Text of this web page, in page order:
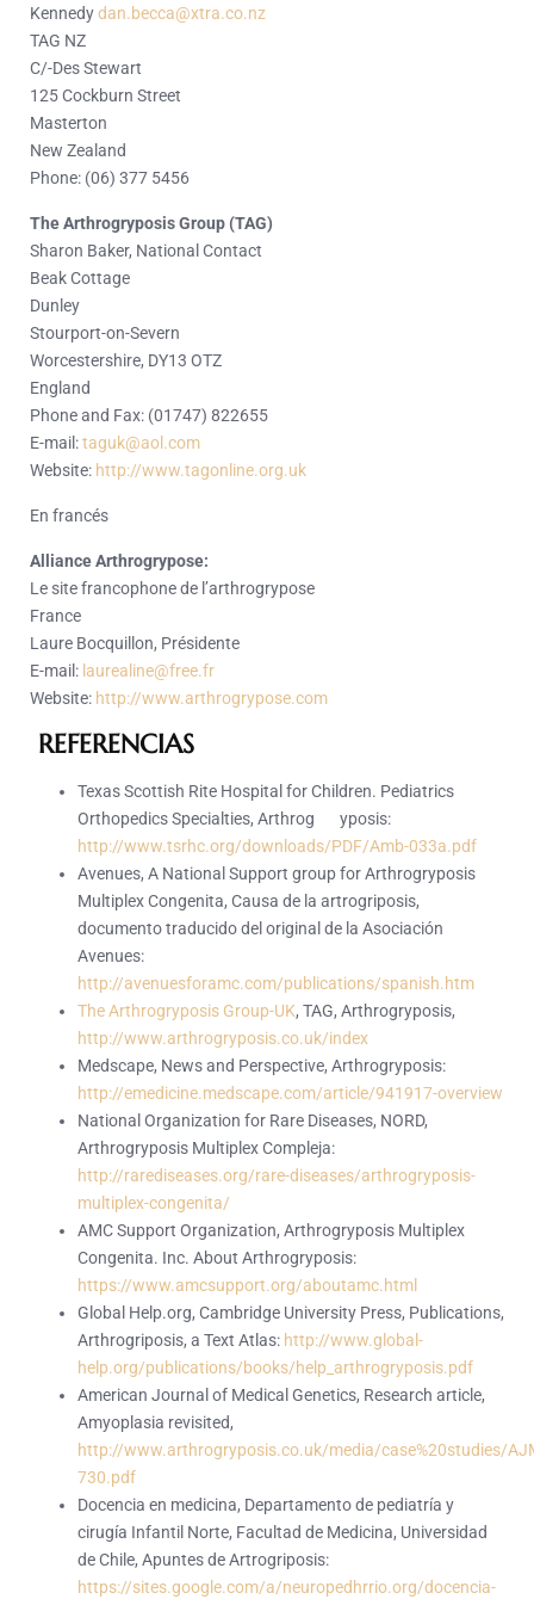
Kennedydan.becca@xtra.co.nz
TAG NZ
C/-Des Stewart
125 Cockburn Street
Masterton
New Zealand
Phone: (06) 377 5456
The Arthrogryposis Group (TAG)
Sharon Baker, National Contact
Beak Cottage
Dunley
Stourport-on-Severn
Worcestershire, DY13 OTZ
England
Phone and Fax: (01747) 822655
E-mail:taguk@aol.com
Website: http://www.tagonline.org.uk
En francés
Alliance Arthrogrypose:
Le site francophone de l’arthrogrypose
France
Laure Bocquillon, Présidente
E-mail: laurealine@free.fr
Website: http://www.arthrogrypose.com
REFERENCIAS
Texas Scottish Rite Hospital for Children. Pediatrics
Orthopedics Specialties, Arthrog yposis:
http://www.tsrhc.org/downloads/PDF/Amb-033a.pdf
Avenues, A National Support group for Arthrogryposis
Multiplex Congenita, Causa de la artrogriposis,
documento traducido del original de la Asociación
Avenues:
http://avenuesforamc.com/publications/spanish.htm
The Arthrogryposis Group-UK, TAG, Arthrogryposis,
http://www.arthrogryposis.co.uk/index
Medscape, News and Perspective, Arthrogryposis:
http://emedicine.medscape.com/article/941917-overview
National Organization for Rare Diseases, NORD,
Arthrogryposis Multiplex Compleja:
http://rarediseases.org/rare-diseases/arthrogryposis-
multiplex-congenita/
AMC Support Organization, Arthrogryposis Multiplex
Congenita. Inc. About Arthrogryposis:
https://www.amcsupport.org/aboutamc.html
Global Help.org, Cambridge University Press, Publications,
Arthrogriposis, a Text Atlas: http://www.global-
help.org/publications/books/help_arthrogryposis.pdf
American Journal of Medical Genetics, Research article,
Amyoplasia revisited,
http://www.arthrogryposis.co.uk/media/case%20studies/
730.pdf
Docencia en medicina, Departamento de pediatría y
cirugía Infantil Norte, Facultad de Medicina, Universidad
de Chile, Apuntes de Artrogriposis:
https://sites.google.com/a/neuropedhrrio.org/docencia-